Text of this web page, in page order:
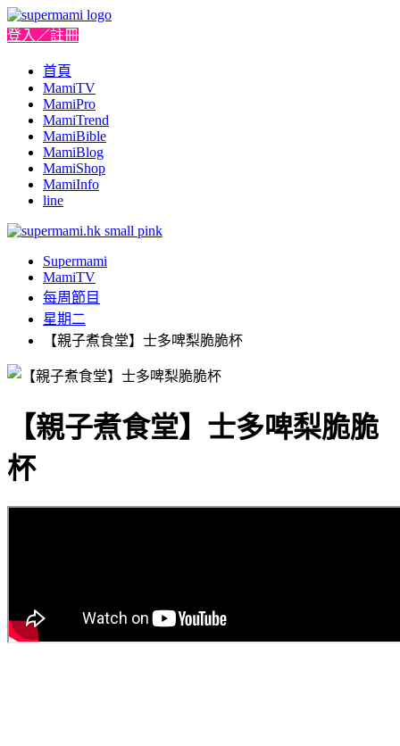
登入／註冊
首頁
MamiTV
MamiPro
MamiTrend
MamiBible
MamiBlog
MamiShop
MamiInfo
line
Supermami
MamiTV
每周節目
星期二
【親子煮食堂】士多啤梨脆脆杯
【親子煮食堂】士多啤梨脆脆
杯